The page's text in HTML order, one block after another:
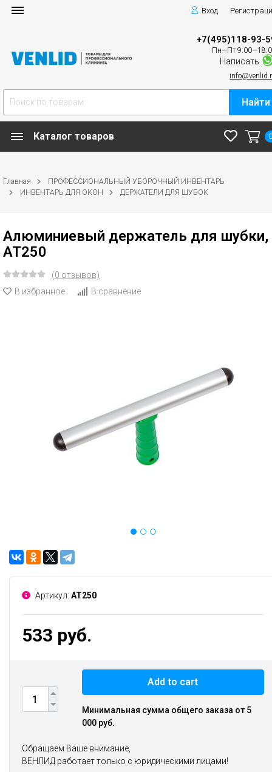
Вход
+7(495)118-93-
Пн—Пт
Написать
Найти
Каталог товаров
Главная
ПРОФЕССИОНАЛЬНЫЙ УБОРОЧНЫЙ ИНВЕНТАРЬ
ИНВЕНТАРЬ ДЛЯ ОКОН
ДЕРЖАТЕЛИ ДЛЯ ШУБОК
Алюминиевый держатель для шубки,
AT250
(0 отзывов)
В избранное
В сравнение
Артикул: AT250
533 руб.
Add to cart
Минимальная сумма общего заказа от 5
000 руб.
Обращаем Ваше внимание,
ВЕНЛИД работает только с юридическими лицами!